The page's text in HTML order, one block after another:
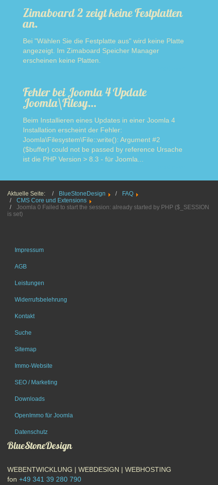
Zimaboard 2 zeigt keine Festplatten
an.
Bei "Wählen Sie die Festplatte aus" wird keine Platte
angezeigt. Im Zimaboard Speicher Manager
erscheinen keine Platten.
Fehler bei Joomla 4 Update
Joomla\Filesy…
Beim Installieren eines Updates in einer Joomla 4
Installation erscheint der Fehler:
Joomla\Filesystem\File::write(): Argument #2
($buffer) could not be passed by reference Ursache
ist die PHP Version > 8.3 - für Joomla...
Aktuelle Seite: BlueStoneDesign
FAQ
CMS Core und Extensions
Joomla 0 Failed to start the session: already started by PHP ($_SESSION
is set)
Impressum
AGB
Leistungen
Widerrufsbelehrung
Kontakt
Suche
Sitemap
Immo-Website
SEO / Marketing
Downloads
OpenImmo für Joomla
Datenschutz
BlueStoneDesign
WEBENTWICKLUNG | WEBDESIGN | WEBHOSTING
fon +49 341 39 280 790